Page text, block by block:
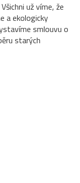
už víme, že
a ekologicky
smlouvu o
starých